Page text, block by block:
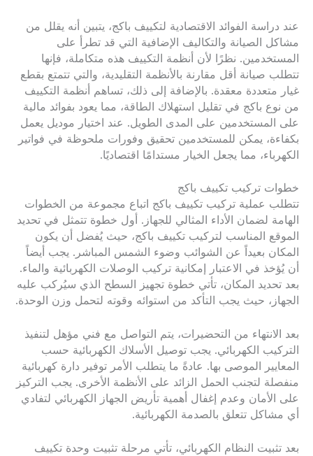
عند دراسة الفوائد الاقتصادية لتكييف باكج، يتبين أنه يقلل من
مشاكل الصيانة والتكاليف الإضافية التي قد تطرأ على
المستخدمين. نظرًا لأن أنظمة التكييف هذه متكاملة، فإنها
تتطلب صيانة أقل مقارنة بالأنظمة التقليدية، والتي تتمتع بقطع
غيار متعددة معقدة. بالإضافة إلى ذلك، تساهم أنظمة التكييف
من نوع باكج في تقليل استهلاك الطاقة، مما يعود بفوائد مالية
على المستخدمين على المدى الطويل. عند اختيار موديل يعمل
بكفاءة، يمكن للمستخدمين تحقيق وفورات ملحوظة في فواتير
الكهرباء، مما يجعل الخيار مستدامًا اقتصاديًا.
خطوات تركيب تكييف باكج
تتطلب عملية تركيب تكييف باكج اتباع مجموعة من الخطوات
الهامة لضمان الأداء المثالي للجهاز. أول خطوة تتمثل في تحديد
الموقع المناسب لتركيب تكييف باكج، حيث يُفضل أن يكون
المكان بعيداً عن الشوائب وضوء الشمس المباشر. يجب أيضاً
أن يُؤخذ في الاعتبار إمكانية تركيب الوصلات الكهربائية والماء.
بعد تحديد المكان، تأتي خطوة تجهيز السطح الذي سيُركب عليه
الجهاز، حيث يجب التأكد من استوائه وقوته لتحمل وزن الوحدة.
بعد الانتهاء من التحضيرات، يتم التواصل مع فني مؤهل لتنفيذ
التركيب الكهربائي. يجب توصيل الأسلاك الكهربائية حسب
المعايير الموصى بها. عادةً ما يتطلب الأمر توفير دارة كهربائية
منفصلة لتجنب الحمل الزائد على الأنظمة الأخرى. يجب التركيز
على الأمان وعدم إغفال أهمية تأريض الجهاز الكهربائي لتفادي
أي مشاكل تتعلق بالصدمة الكهربائية.
بعد تثبيت النظام الكهربائي، تأتي مرحلة تثبيت وحدة تكييف